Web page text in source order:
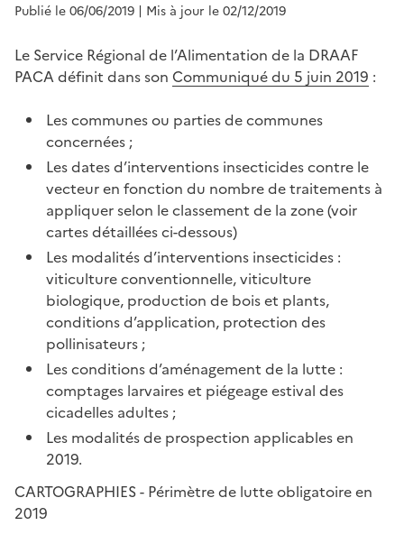
Publié le 06/06/2019 | Mis à jour le 02/12/2019
Le Service Régional de l’Alimentation de la DRAAF
PACA définit dans son Communiqué du 5 juin 2019 :
Les communes ou parties de communes
concernées ;
Les dates d’interventions insecticides contre le
vecteur en fonction du nombre de traitements à
appliquer selon le classement de la zone (voir
cartes détaillées ci-dessous)
Les modalités d’interventions insecticides :
viticulture conventionnelle, viticulture
biologique, production de bois et plants,
conditions d’application, protection des
pollinisateurs ;
Les conditions d’aménagement de la lutte :
comptages larvaires et piégeage estival des
cicadelles adultes ;
Les modalités de prospection applicables en
2019.
CARTOGRAPHIES - Périmètre de lutte obligatoire en
2019